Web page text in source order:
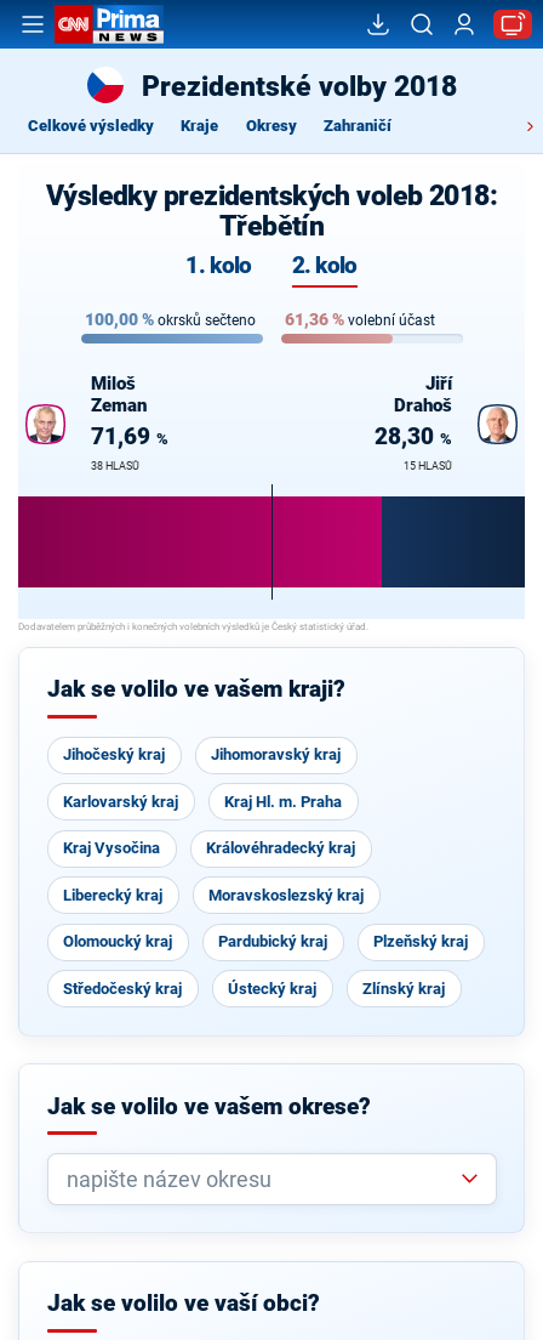
Prezidentské volby 2018
Celkové výsledky Kraje Okresy Zahraničí
Výsledky prezidentských voleb 2018:
Třebětín
1. kolo 2. kolo
100,00% okrsků sečteno 61,36% volební účast
Miloš
Zeman
71,69 %
38 HLASŮ
Jiří
Drahoš
28,30 %
15 HLASŮ
Jak se volilo ve vašem kraji?
Jihočeský kraj Jihomoravský kraj
Karlovarský kraj Kraj Hl. m. Praha
Kraj Vysočina Královéhradecký kraj
Liberecký kraj Moravskoslezský kraj
Olomoucký kraj Pardubický kraj Plzeňský kraj
Středočeský kraj Ústecký kraj Zlínský kraj
Jak se volilo ve vašem okrese?
Jak se volilo ve vaší obci?